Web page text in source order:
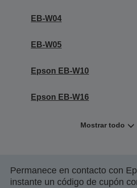
EB-W04
EB-W05
Epson EB-W10
Epson EB-W16
Mostrar todo
Permanece en contacto con
instante un código de cupón